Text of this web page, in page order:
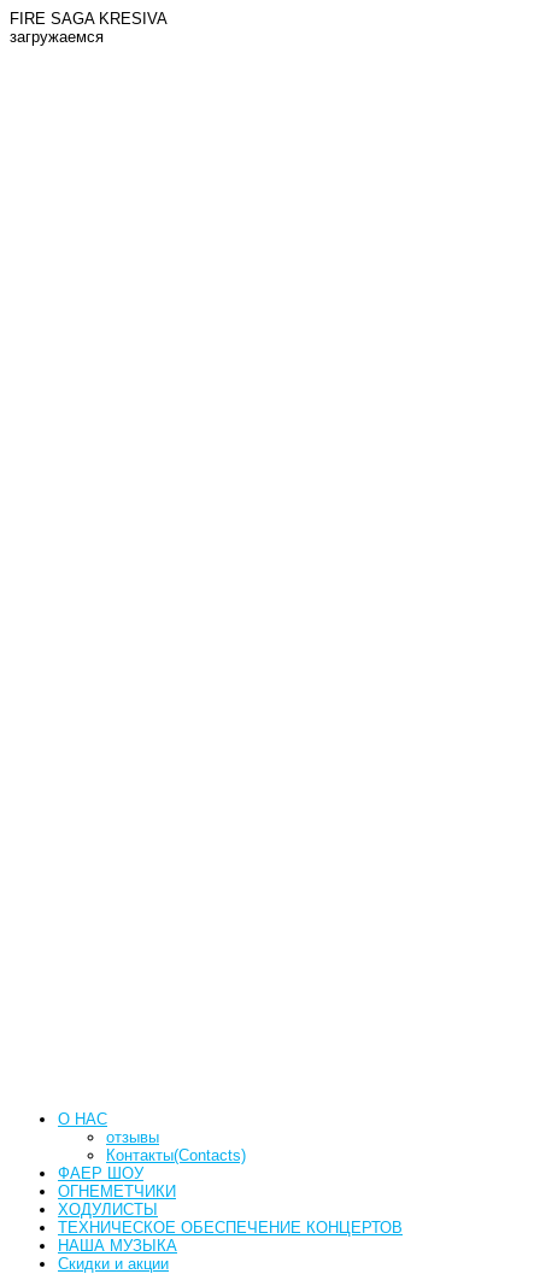
FIRE SAGA KRESIVA
загружаемся
О НАС
отзывы
Контакты(Contacts)
ФАЕР ШОУ
ОГНЕМЕТЧИКИ
ХОДУЛИСТЫ
ТЕХНИЧЕСКОЕ ОБЕСПЕЧЕНИЕ КОНЦЕРТОВ
НАША МУЗЫКА
Скидки и акции